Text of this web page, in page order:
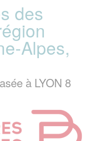
des
Alpes,
à LYON 8